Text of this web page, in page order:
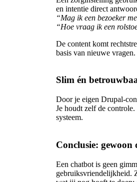
en intentie direct
“Mag ik een bezoeker
“Hoe vraag ik een
De content komt
basis van nieuwe vragen.
Slim én
Door je eigen Drupal-
Je houdt zelf de
systeem.
Conclusie: gewoon
Een chatbot is geen
gebruiksvriendelijkheid.